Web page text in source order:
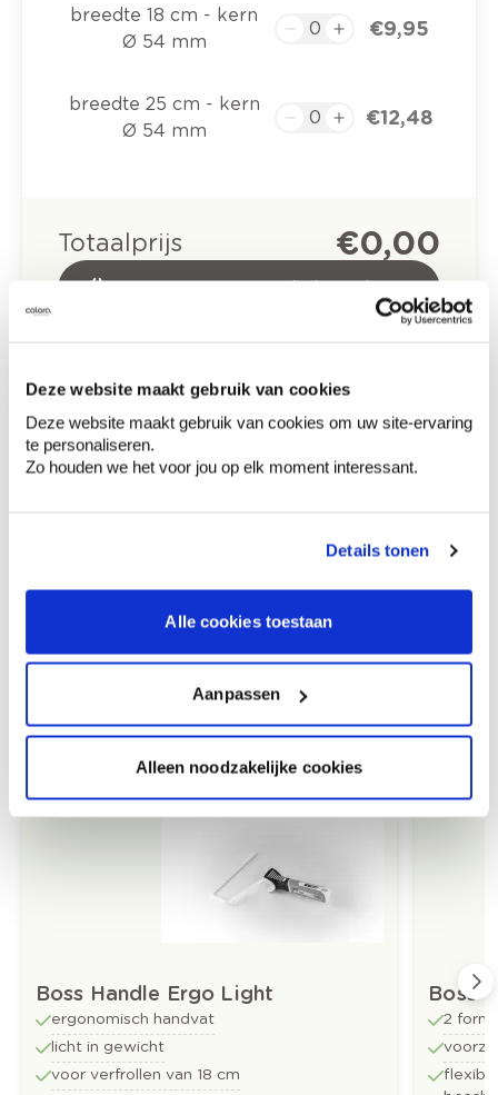
Deze website maakt gebruik van cookies
Deze website maakt gebruik van cookies om uw site-ervaring
te personaliseren.
Zo houden we het voor jou op elk moment interessant.
Details tonen
Alle cookies toestaan
Aanpassen
Alleen noodzakelijke cookies
breedte 18 cm - kern
Ø 54 mm
€ 9,95
breedte 25 cm - kern
Ø 54 mm
€ 12,48
Totaalprijs € 0,00
Voeg toe aan winkelmandje
werkdagen geleverd.
Productomschrijving
Aanbevolen producten
Boss Handle Ergo Light
ergonomisch handvat
licht in gewicht
voor verfrollen van 18 cm
Boss
2